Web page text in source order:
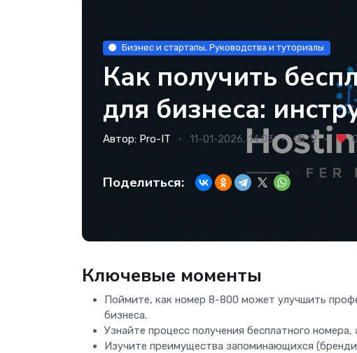
Бизнес и стартапы, Руководства и туториалы
Как получить
для бизнеса:
Автор: Pro-IT 11-01-2026, 14:03 2
Поделиться:
Ключевые моменты
Поймите, как номер 8-800 может улучшить
бизнеса.
Узнайте процесс получения бесплатного
Изучите преимущества запоминающихся